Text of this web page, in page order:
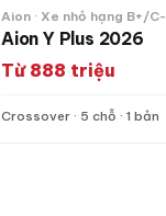
Aion · Xe nhỏ hạng B+/C-
Aion Y Plus 2026
Từ 888 triệu
Crossover · 5 chỗ · 1 bản